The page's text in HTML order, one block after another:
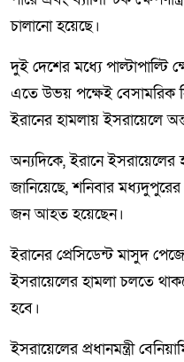
চালানো হয়েছে।
দুই দেশের মধ্যে পাল্টাপাল্টি
এতে উভয় পক্ষেই বেসামরিক
ইরানের হামলায় ইসরায়েলে
অন্যদিকে, ইরানে ইসরায়েলের
জানিয়েছে, শনিবার
জন আহত হয়েছেন।
ইরানের প্রেসিডেন্ট মাসুদ
ইসরায়েলের হামলা চলতে
হবে।
ইসরায়েলের প্রধানমন্ত্রী